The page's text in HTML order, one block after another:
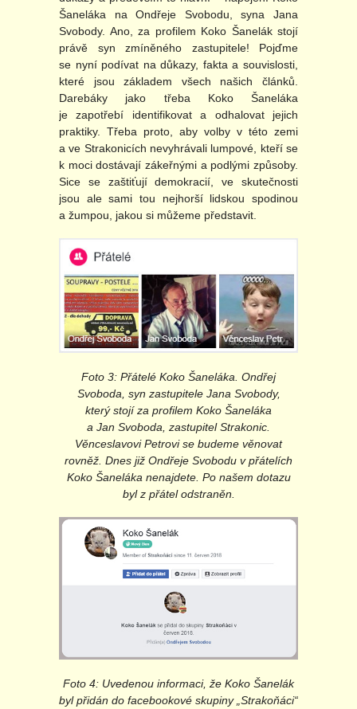
Šaneláka na Ondřeje Svobodu, syna Jana
Svobody. Ano, za profilem Koko Šanelák stojí
právě syn zmíněného zastupitele! Pojďme
se nyní podívat na důkazy, fakta a souvislosti,
které jsou základem všech našich článků.
Darebáky jako třeba Koko Šaneláka
je zapotřebí identifikovat a odhalovat jejich
praktiky. Třeba proto, aby volby v této zemi
a ve Strakonicích nevyhrávali lumpové, kteří se
k moci dostávají zákeřnými a podlými způsoby.
Sice se zaštiťují demokracií, ve skutečnosti
jsou ale sami tou nejhorší lidskou spodinou
a žumpou, jakou si můžeme představit.
Foto 3: Přátelé Koko Šaneláka. Ondřej
Svoboda, syn zastupitele Jana Svobody,
který stojí za profilem Koko Šaneláka
a Jan Svoboda, zastupitel Strakonic.
Věnceslavovi Petrovi se budeme věnovat
rovněž. Dnes již Ondřeje Svobodu v přátelích
Koko Šaneláka nenajdete. Po našem dotazu
byl z přátel odstraněn.
Foto 4: Uvedenou informaci, že Koko Šanelák
byl přidán do facebookové skupiny „Strakoňáci“